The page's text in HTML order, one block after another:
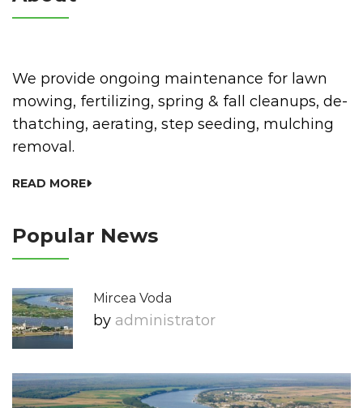
We provide ongoing maintenance for lawn
mowing, fertilizing, spring & fall cleanups, de-
thatching, aerating, step seeding, mulching
removal.
READ MORE
Popular News
Mircea Voda
by Administrator